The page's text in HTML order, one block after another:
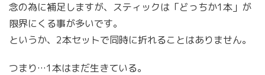
念の為に補足しますが、スティックは「どっちか1本」が
限界にくる事が多いです。
というか、2本セットで同時に折れることはありません。
つまり…1本はまだ生きている。